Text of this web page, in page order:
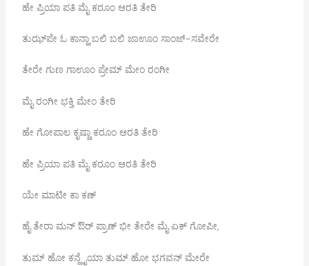
ಹೇ ಪ್ರಿಯಾ ಪತಿ ಮೈ ಕರೂಂ ಆರತಿ ತೇರಿ
ತುಝ್‍ಪೇ ಓ ಕಾನ್ಹಾ ಬಲಿ ಬಲಿ ಜಾಊಂ ಸಾಂಜ್-ಸವೇರೇ
ತೇರೇ ಗುಣ ಗಾಊಂ ಪ್ರೇಮ್ ಮೇಂ ರಂಗೀ
ಮೈ ರಂಗೀ ಭಕ್ತಿ ಮೇಂ ತೇರಿ
ಹೇ ಗೋಪಾಲ ಕೃಷ್ಣಾ ಕರೂಂ ಆರತಿ ತೇರಿ
ಹೇ ಪ್ರಿಯಾ ಪತಿ ಮೈ ಕರೂಂ ಆರತಿ ತೇರಿ
ಯೇ ಮಾಟೀ ಕಾ ಕಣ್
ಹೈ ತೇರಾ ಮನ್ ಔರ್ ಪ್ರಾಣ್ ಭೀ ತೇರೇ ಮೈ ಏಕ್ ಗೋಪೀ,
ತುಮ್ ಹೋ ಕನ್ಹೈಯಾ ತುಮ್ ಹೋ ಭಗವನ್ ಮೇರೇ